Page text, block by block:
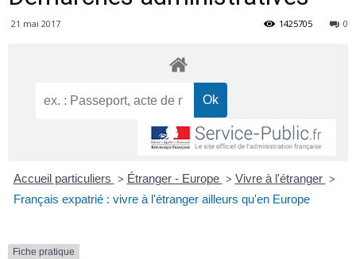
21 mai 2017 0
1425705
Accueil particuliers > Étranger - Europe > Vivre à l'étranger >
Français expatrié : vivre à l'étranger ailleurs qu'en Europe
Fiche pratique